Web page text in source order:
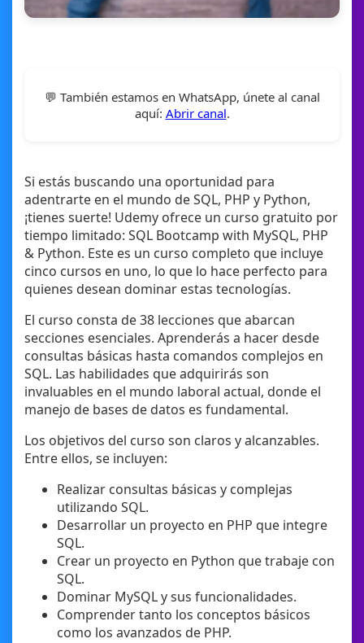
💬 También estamos en WhatsApp, únete al canal
aquí: Abrir canal.
Si estás buscando una oportunidad para
adentrarte en el mundo de SQL, PHP y Python,
¡tienes suerte! Udemy ofrece un curso gratuito por
tiempo limitado: SQL Bootcamp with MySQL, PHP
& Python. Este es un curso completo que incluye
cinco cursos en uno, lo que lo hace perfecto para
quienes desean dominar estas tecnologías.
El curso consta de 38 lecciones que abarcan
secciones esenciales. Aprenderás a hacer desde
consultas básicas hasta comandos complejos en
SQL. Las habilidades que adquirirás son
invaluables en el mundo laboral actual, donde el
manejo de bases de datos es fundamental.
Los objetivos del curso son claros y alcanzables.
Entre ellos, se incluyen:
Realizar consultas básicas y complejas
utilizando SQL.
Desarrollar un proyecto en PHP que integre
SQL.
Crear un proyecto en Python que trabaje con
SQL.
Dominar MySQL y sus funcionalidades.
Comprender tanto los conceptos básicos
como los avanzados de PHP.